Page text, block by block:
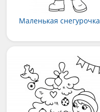
Маленькая снегурочка